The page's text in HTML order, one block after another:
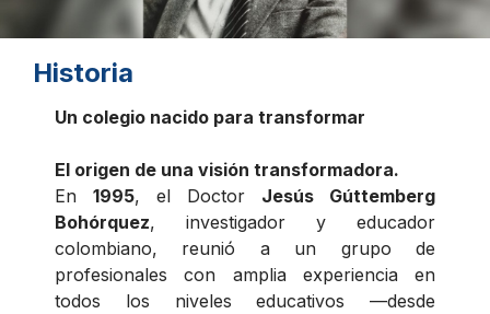
Historia
Un colegio nacido para transformar
El origen de una visión transformadora.
En 1995, el Doctor Jesús Gúttemberg
Bohórquez, investigador y educador
colombiano, reunió a un grupo de
profesionales con amplia experiencia en
todos los niveles educativos —desde